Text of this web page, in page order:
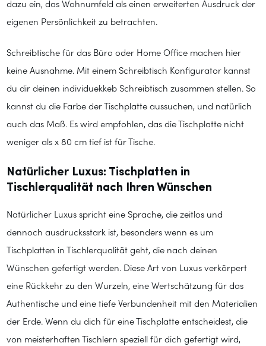
dazu ein, das Wohnumfeld als einen erweiterten Ausdruck der
eigenen Persönlichkeit zu betrachten.
Schreibtische für das Büro oder Home Office machen hier
keine Ausnahme. Mit einem Schreibtisch Konfigurator kannst
du dir deinen individuekkeb Schreibtisch zusammen stellen. So
kannst du die Farbe der Tischplatte aussuchen, und natürlich
auch das Maß. Es wird empfohlen, das die Tischplatte nicht
weniger als x 80 cm tief ist für Tische.
Natürlicher Luxus: Tischplatten in
Tischlerqualität nach Ihren Wünschen
Natürlicher Luxus spricht eine Sprache, die zeitlos und
dennoch ausdrucksstark ist, besonders wenn es um
Tischplatten in Tischlerqualität geht, die nach deinen
Wünschen gefertigt werden. Diese Art von Luxus verkörpert
eine Rückkehr zu den Wurzeln, eine Wertschätzung für das
Authentische und eine tiefe Verbundenheit mit den Materialien
der Erde. Wenn du dich für eine Tischplatte entscheidest, die
von meisterhaften Tischlern speziell für dich gefertigt wird,